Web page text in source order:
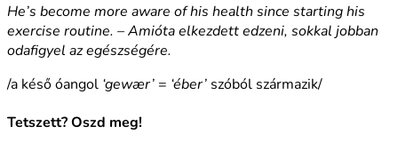
He’s become more aware of his health since starting his
exercise routine. – Amióta elkezdett edzeni, sokkal jobban
odafigyel az egészségére.
/a késő óangol ‘gewær’ = ‘éber’ szóból származik/
Tetszett? Oszd meg!